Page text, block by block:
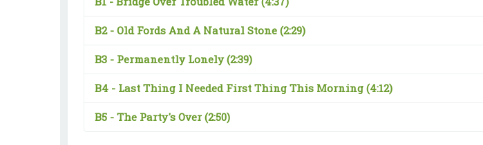
B2 - Old Fords And A Natural Stone (2:29)
B3 - Permanently Lonely(2:39)
B4 - Last Thing I Needed First Thing This Morning (4:12)
B5 - The Party's Over (2:50)